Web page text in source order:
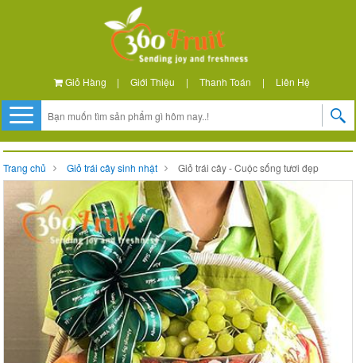
Giỏ Hàng | Giới Thiệu | Thanh Toán | Liên Hệ
Trang chủ Giỏ trái cây sinh nhật Giỏ trái cây - Cuộc sống tươi đẹp